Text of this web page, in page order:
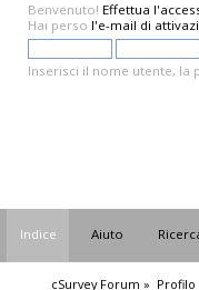
Benvenuto! Effettua
Hai perso l'e-mail di
Inserisci il nome utente, la
Indice Aiuto
cSurvey Forum »